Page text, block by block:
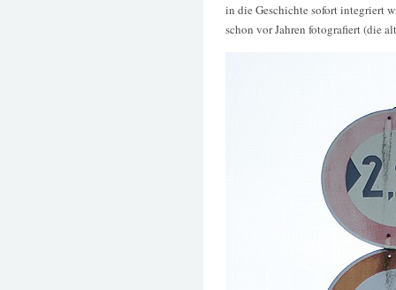
in die Geschichte sofort integriert
schon vor Jahren fotografiert (die